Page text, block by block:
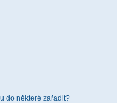
do některé zařadit?